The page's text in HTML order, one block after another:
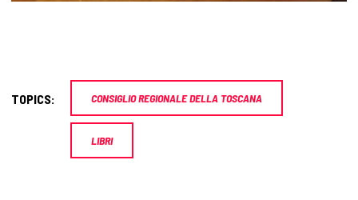
TOPICS: CONSIGLIO REGIONALE DELLA TOSCANA
LIBRI